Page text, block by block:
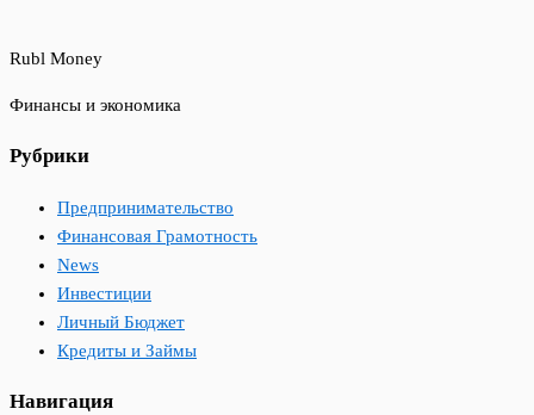
Rubl Money
Финансы и экономика
Рубрики
Предпринимательство
Финансовая Грамотность
News
Инвестиции
Личный Бюджет
Кредиты и Займы
Навигация